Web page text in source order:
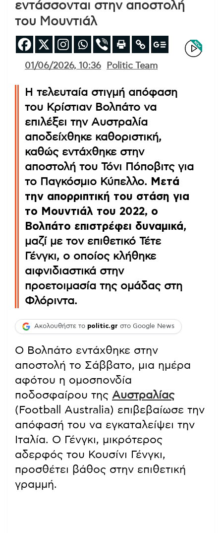
εντάσσονται στην αποστολή
του Μουντιάλ
01/06/2026, 10:36 Politic Team
Η τελευταία στιγμή απόφαση
του Κρίστιαν Βολπάτο να
επιλέξει την Αυστραλία
αποδείχθηκε καθοριστική,
καθώς εντάχθηκε στην
αποστολή του Τόνι Πόποβιτς για
το Παγκόσμιο Κύπελλο. Μετά
την απορριπτική του στάση για
το Μουντιάλ του 2022, ο
Βολπάτο επιστρέφει δυναμικά,
μαζί με τον επιθετικό Τέτε
Γένγκι, ο οποίος κλήθηκε
αιφνιδιαστικά στην
προετοιμασία της ομάδας στη
Φλόριντα.
Ακολουθήστε το politic.gr στο Google News
Ο Βολπάτο εντάχθηκε στην
αποστολή το Σάββατο, μια ημέρα
αφότου η ομοσπονδία
ποδοσφαίρου της Αυστραλίας
(Football Australia) επιβεβαίωσε την
απόφασή του να εγκαταλείψει την
Ιταλία. Ο Γένγκι, μικρότερος
αδερφός του Κουσίνι Γένγκι,
προσθέτει βάθος στην επιθετική
γραμμή.